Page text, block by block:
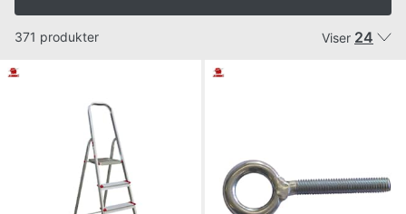
371 produkter Viser 24